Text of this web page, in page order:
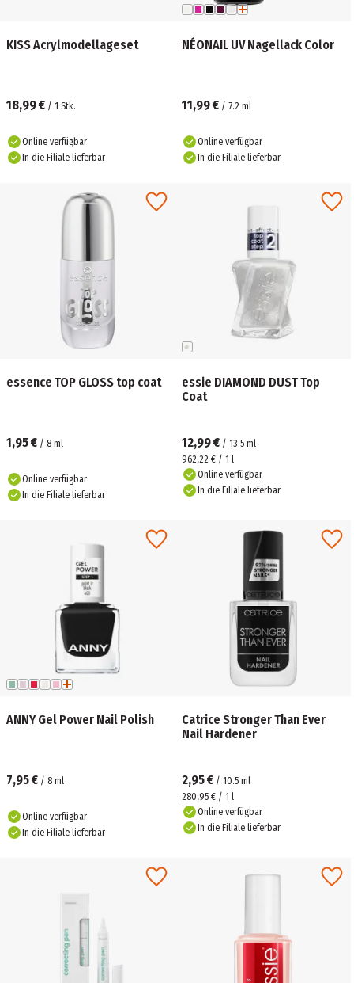
KISS Acrylmodellageset
18,99 € / 1 Stk.
Online verfügbar
In die Filiale lieferbar
NÉONAIL UV Nagellack Color
11,99 € / 7.2 ml
Online verfügbar
In die Filiale lieferbar
essence TOP GLOSS top coat
1,95 € / 8 ml
Online verfügbar
In die Filiale lieferbar
essie DIAMOND DUST Top
Coat
12,99 € / 13.5 ml
962,22 € / 1 l
Online verfügbar
In die Filiale lieferbar
ANNY Gel Power Nail Polish
7,95 € / 8 ml
Online verfügbar
In die Filiale lieferbar
Catrice Stronger Than Ever
Nail Hardener
2,95 € / 10.5 ml
280,95 € / 1 l
Online verfügbar
In die Filiale lieferbar